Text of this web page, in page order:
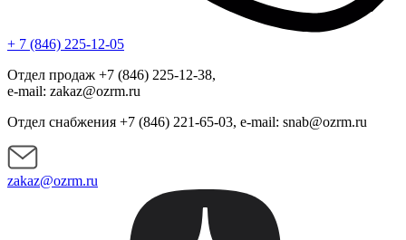
+ 7 (846) 225-12-05
Отдел продаж +7 (846) 225-12-38,
e-mail: zakaz@ozrm.ru
Отдел снабжения +7 (846) 221-65-03, e-mail: snab@ozrm.ru
zakaz@ozrm.ru